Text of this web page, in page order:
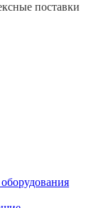
поставки